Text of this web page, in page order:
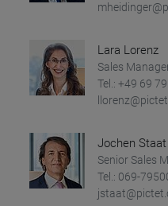
Lara Lorenz
Sales
Tel.: +49 69
Jochen Staat
Senior Sales
Tel.: 069-